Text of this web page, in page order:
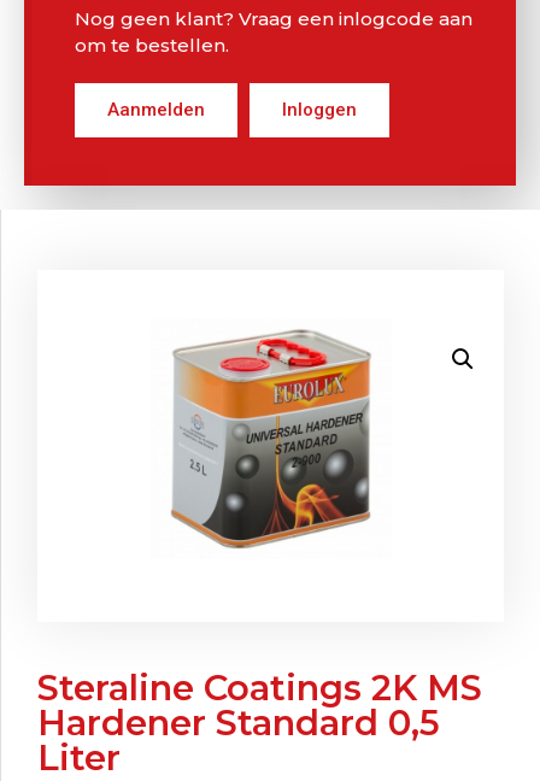
Nog geen klant? Vraag een inlogcode aan
om te bestellen.
Aanmelden Inloggen
Steraline Coatings 2K MS
Hardener Standard 0,5
Liter